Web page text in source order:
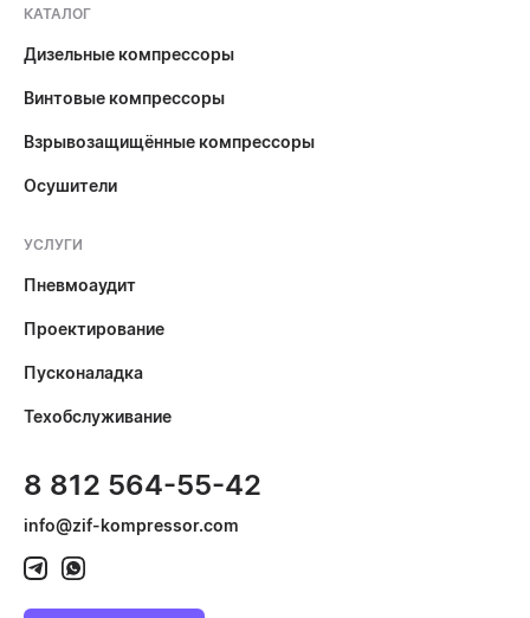
КАТАЛОГ
Дизельные компрессоры
Винтовые компрессоры
Взрывозащищённые компрессоры
Осушители
УСЛУГИ
Пневмоаудит
Проектирование
Пусконаладка
Техобслуживание
8 812 564-55-42
info@zif-kompressor.com